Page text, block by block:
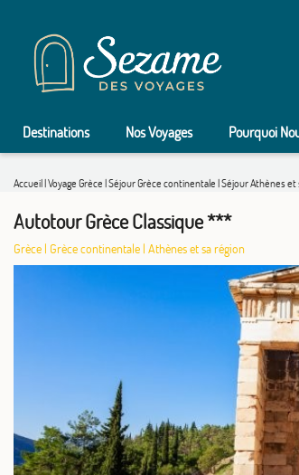
Destinations Nos Voyages Pourquoi
Accueil|Voyage Grèce |Séjour Grèce continentale |Séjour Athènes et
Autotour Grèce Classique ***
Grèce | Grèce continentale | Athènes et sa région